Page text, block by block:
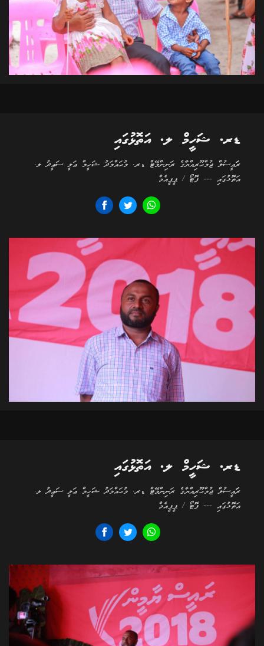
ޑރ. ޝަހީމް ލ. އަތޮޅުގައި
ރަަައީސުލް ޖުމްޙޫރިއްޔާގެ ރަނިންމޭޓް ޑރ. މުޙައްމަދު ޝަހީމް ޢަލީ ސަޢީދު ލ.
އަތޮޅުގައި --- ފޮޓޯ / ޕީޕީއެމް
ޑރ. ޝަހީމް ލ. އަތޮޅުގައި
ރަަައީސުލް ޖުމްޙޫރިއްޔާގެ ރަނިންމޭޓް ޑރ. މުޙައްމަދު ޝަހީމް ޢަލީ ސަޢީދު ލ.
އަތޮޅުގައި --- ފޮޓޯ / ޕީޕީއެމް